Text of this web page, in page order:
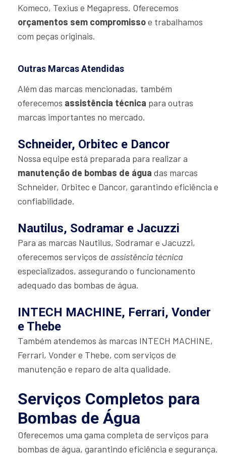
Komeco, Texius e Megapress. Oferecemos
orçamentos sem compromissoe trabalhamos
com peças originais.
Outras Marcas Atendidas
Além das marcas mencionadas, também
oferecemos assistência técnica para outras
marcas importantes no mercado.
Schneider, Orbitec e Dancor
Nossa equipe está preparada para realizar a
manutenção de bombas de água das marcas
Schneider, Orbitec e Dancor, garantindo eficiência e
confiabilidade.
Nautilus, Sodramar e Jacuzzi
Para as marcas Nautilus, Sodramar e Jacuzzi,
oferecemos serviços de assistência técnica
especializados, assegurando o funcionamento
adequado das bombas de água.
INTECH MACHINE, Ferrari, Vonder
e Thebe
Também atendemos às marcas INTECH MACHINE,
Ferrari, Vonder e Thebe, com serviços de
manutenção e reparo de alta qualidade.
Serviços Completos para
Bombas de Água
Oferecemos uma gama completa de serviços para
bombas de água, garantindo eficiência e segurança.